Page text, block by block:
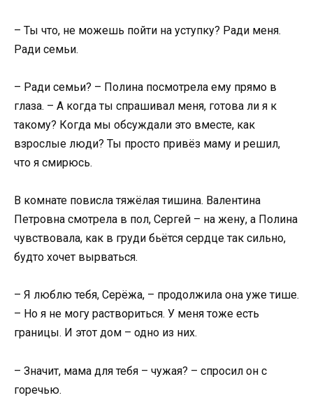
– Ты что, не можешь пойти на уступку? Ради меня.
Ради семьи.
– Ради семьи? – Полина посмотрела ему прямо в
глаза. – А когда ты спрашивал меня, готова ли я к
такому? Когда мы обсуждали это вместе, как
взрослые люди? Ты просто привёз маму и решил,
что я смирюсь.
В комнате повисла тяжёлая тишина. Валентина
Петровна смотрела в пол, Сергей – на жену, а Полина
чувствовала, как в груди бьётся сердце так сильно,
будто хочет вырваться.
– Я люблю тебя, Серёжа, – продолжила она уже тише.
– Но я не могу раствориться. У меня тоже есть
границы. И этот дом – одно из них.
– Значит, мама для тебя – чужая? – спросил он с
горечью.